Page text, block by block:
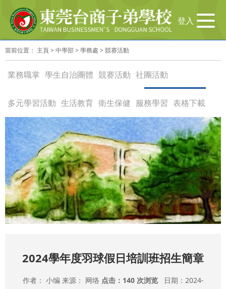
导
航
切
登入
當前位置： 主頁> 中學部> 學務處 > 競赛活動
業務職掌 學生自治團體 競赛活動 社團活動
多元學習活動 生活教育 衛生保健 服務學習 表格下載
2024學年度羽球假日培訓班招生簡章
作者： 小编 来源： 网络 点击： 140 次浏览日期：2024-